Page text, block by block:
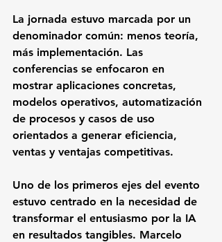
La jornada estuvo marcada por un
denominador común: menos teoría,
más implementación. Las
conferencias se enfocaron en
mostrar aplicaciones concretas,
modelos operativos, automatización
de procesos y casos de uso
orientados a generar eficiencia,
ventas y ventajas competitivas.
Uno de los primeros ejes del evento
estuvo centrado en la necesidad de
transformar el entusiasmo por la IA
en resultados tangibles. Marcelo